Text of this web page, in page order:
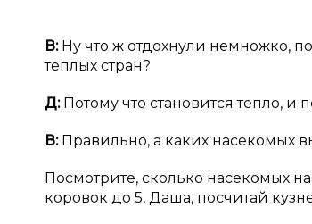
В:Ну что ж отдохнули немножко,
теплых стран?
Д:Потому что становится тепло, и
В:Правильно, а каких насекомых
Посмотрите, сколько насекомых
коровок до 5, Даша, посчитай